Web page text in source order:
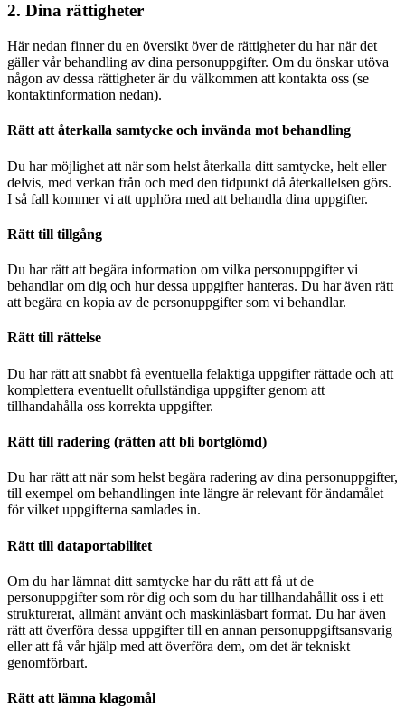
2. Dina rättigheter
Här nedan finner du en översikt över de rättigheter du har när det
gäller vår behandling av dina personuppgifter. Om du önskar utöva
någon av dessa rättigheter är du välkommen att kontakta oss (se
kontaktinformation nedan).
Rätt att återkalla samtycke och invända mot behandling
Du har möjlighet att när som helst återkalla ditt samtycke, helt eller
delvis, med verkan från och med den tidpunkt då återkallelsen görs.
I så fall kommer vi att upphöra med att behandla dina uppgifter.
Rätt till tillgång
Du har rätt att begära information om vilka personuppgifter vi
behandlar om dig och hur dessa uppgifter hanteras. Du har även rätt
att begära en kopia av de personuppgifter som vi behandlar.
Rätt till rättelse
Du har rätt att snabbt få eventuella felaktiga uppgifter rättade och att
komplettera eventuellt ofullständiga uppgifter genom att
tillhandahålla oss korrekta uppgifter.
Rätt till radering (rätten att bli bortglömd)
Du har rätt att när som helst begära radering av dina personuppgifter,
till exempel om behandlingen inte längre är relevant för ändamålet
för vilket uppgifterna samlades in.
Rätt till dataportabilitet
Om du har lämnat ditt samtycke har du rätt att få ut de
personuppgifter som rör dig och som du har tillhandahållit oss i ett
strukturerat, allmänt använt och maskinläsbart format. Du har även
rätt att överföra dessa uppgifter till en annan personuppgiftsansvarig
eller att få vår hjälp med att överföra dem, om det är tekniskt
genomförbart.
Rätt att lämna klagomål